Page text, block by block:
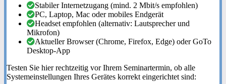
Stabiler Internetzugang (mind. 2 Mbit/s empfohlen)
PC, Laptop, Mac oder mobiles Endgerät
Headset empfohlen (alternativ: Lautsprecher und
Mikrofon)
Aktueller Browser (Chrome, Firefox, Edge) oder GoTo
Desktop-App
Testen Sie hier rechtzeitig vor Ihrem Seminartermin, ob alle
Systemeinstellungen Ihres Gerätes korrekt eingerichtet sind: